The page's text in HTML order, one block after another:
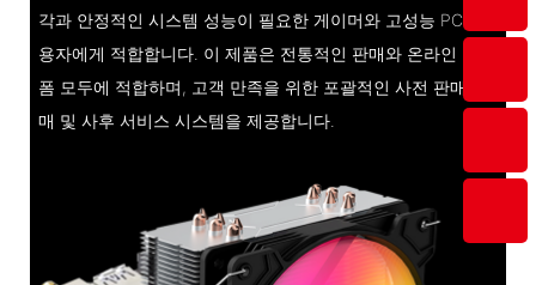
각과 안정적인 시스템 성능이 필요한 게이머와 고성능 PC 사
용자에게 적합합니다. 이 제품은 전통적인 판매와 온라인 플랫
폼 모두에 적합하며, 고객 만족을 위한 포괄적인 사전 판매, 판
매 및 사후 서비스 시스템을 제공합니다.